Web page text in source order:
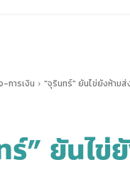
การเงิน "จุรินทร์" ยันไข่ยังห้าม
ร์” ยันไ